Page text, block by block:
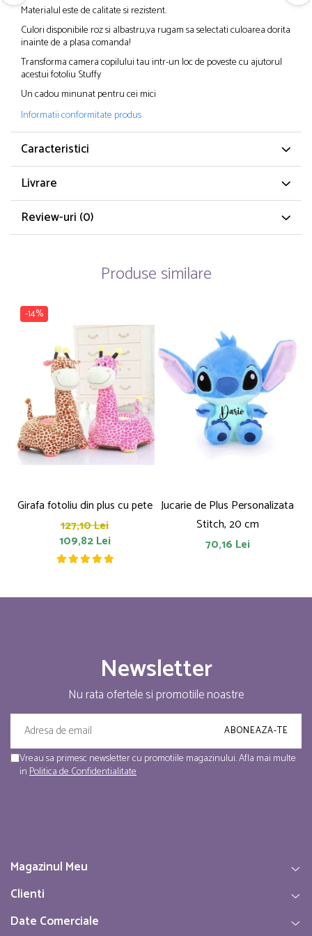
Materialul este de calitate si rezistent.
Culori disponibile roz si albastru,va rugam sa selectati culoarea dorita
inainte de a plasa comanda!
Transforma camera copilului tau intr-un loc de poveste cu ajutorul
acestui fotoliu Stuffy
Un cadou minunat pentru cei mici
Informatii conformitate produs
Caracteristici
Livrare
Review-uri (0)
Produse similare
-14%
Girafa fotoliu din plus cu pete
127,10 Lei
109,82 Lei
Jucarie de Plus Personalizata
Stitch, 20 cm
70,16 Lei
Newsletter
Nu rata ofertele si promotiile noastre
Vreau sa primesc newsletter cu promotiile magazinului. Afla mai multe
inPolitica de Confidentialitate
Magazinul Meu
Clienti
Date Comerciale